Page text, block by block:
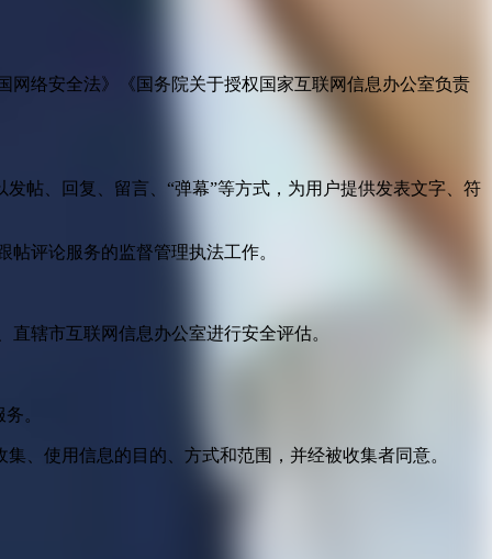
络安全法》《国务院关于授权国家互联网信息办公室负责
帖、回复、留言、“弹幕”等方式，为用户提供发表文字、符
评论服务的监督管理执法工作。
辖市互联网信息办公室进行安全评估。
。
、使用信息的目的、方式和范围，并经被收集者同意。